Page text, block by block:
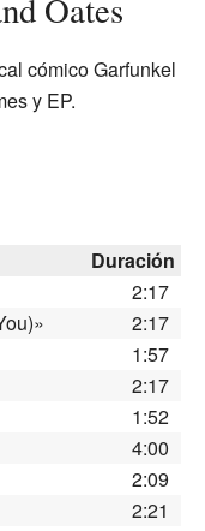
Oates
cómico Garfunkel
y EP.
Duración
2:17
2:17
1:57
2:17
1:52
4:00
2:09
2:21